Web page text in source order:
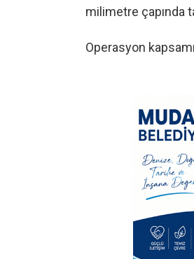
milimetre çapında
Operasyon